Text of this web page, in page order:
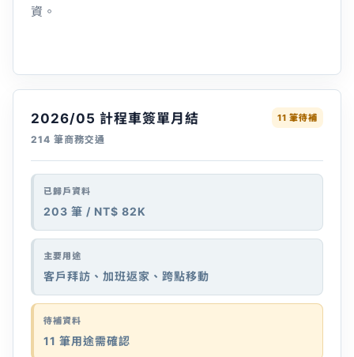
資。
2026/05 計程車簽單月結
214 筆商務交通
11 筆待補
已歸戶資料
203 筆 / NT$ 82K
主要用途
客戶拜訪、加班返家、跨點移動
待補資料
11 筆用途需確認